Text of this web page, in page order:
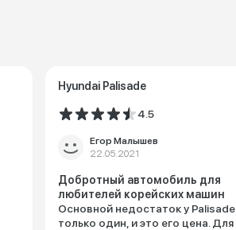
Hyundai Palisade
4.5
Егор Малышев
22.05.2021
Добротный автомобиль для
любителей корейских машин
Основной недостаток у Palisade
только один, и это его цена. Для